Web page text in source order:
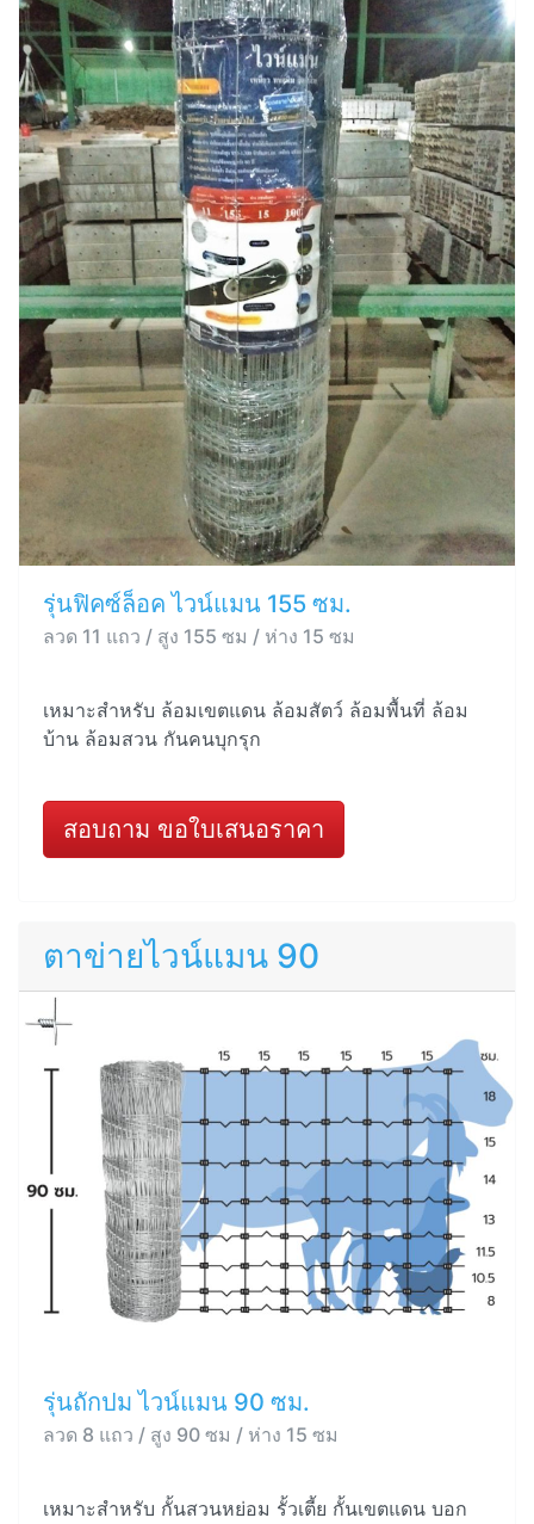
รุ่นฟิคซ์ล็อค ไวน์แมน 155 ซม.
ลวด 11 แถว / สูง 155 ซม / ห่าง 15 ซม
เหมาะสำหรับ ล้อมเขตแดน ล้อมสัตว์ ล้อมพื้นที่ ล้อม
บ้าน ล้อมสวน กันคนบุกรุก
สอบถาม ขอใบเสนอราคา
ตาข่ายไวน์แมน 90
รุ่นถักปม ไวน์แมน 90 ซม.
ลวด 8 แถว / สูง 90 ซม / ห่าง 15 ซม
เหมาะสำหรับ กั้นสวนหย่อม รั้วเตี้ย กั้นเขตแดน บอก